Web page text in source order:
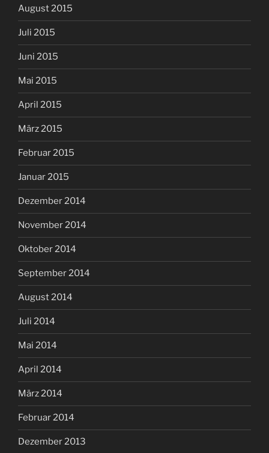
August 2015
Juli 2015
Juni 2015
Mai 2015
April 2015
März 2015
Februar 2015
Januar 2015
Dezember 2014
November 2014
Oktober 2014
September 2014
August 2014
Juli 2014
Mai 2014
April 2014
März 2014
Februar 2014
Dezember 2013